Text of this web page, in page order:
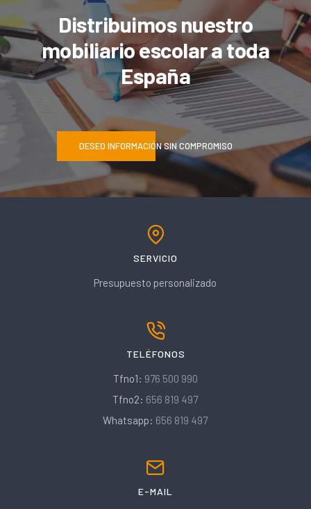
Distribuimos nuestro
mobiliario escolar a toda
España
DESEO INFORMACIÓN SIN COMPROMISO
SERVICIO
Presupuesto personalizado
TELÉFONOS
Tfno1: 976 500 990
Tfno2: 656 819 497
Whatsapp: 656 819 497
E-MAIL